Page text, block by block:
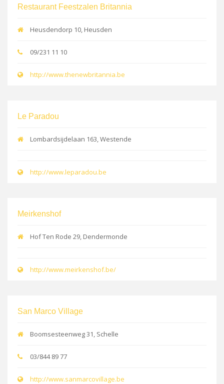
Restaurant Feestzalen Britannia
Heusdendorp 10, Heusden
09/231 11 10
http://www.thenewbritannia.be
Le Paradou
Lombardsijdelaan 163, Westende
http://www.leparadou.be
Meirkenshof
Hof Ten Rode 29, Dendermonde
http://www.meirkenshof.be/
San Marco Village
Boomsesteenweg 31, Schelle
03/844 89 77
http://www.sanmarcovillage.be